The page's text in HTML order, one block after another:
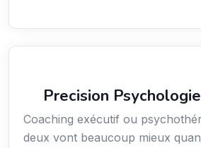
Precision Psychologie
Coaching exécutif ou
deux vont beaucoup mieux